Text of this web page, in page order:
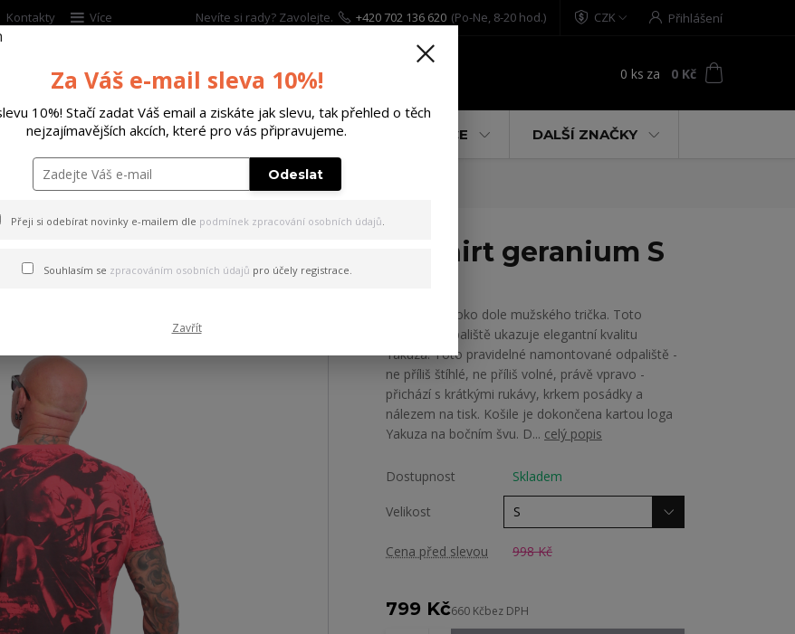
Kontakty Více CZK Přihlášení
Nevíte si rady? Zavolejte. +420 702 136 620 (Po-Ne, 8-20 hod.)
0 ks za 0 Kč
DOPLŇKY DÁRKOVÉ POUKAZY % AKCE DALŠÍ ZNAČKY
Deep Down Allover Regular T-Shirt geranium S
Down Allover Regular T-Shirt geranium S
Yakuza hluboko dole mužského trička. Toto
poutavé odpaliště ukazuje elegantní kvalitu
Yakuza. Toto pravidelné namontované odpaliště -
ne příliš štíhlé, ne příliš volné, právě vpravo -
přichází s krátkými rukávy, krkem posádky a
nálezem na tisk. Košile je dokončena kartou loga
Yakuza na bočním švu. D... celý popis
Dostupnost Skladem
Velikost
Cena před slevou 998 Kč
799 Kč660 Kčbez DPH
Za Váš e-mail sleva 10%!
10%! Stačí zadat Váš email a ziskáte jak slevu, tak přehled o těch
nejzajímavějších akcích, které pro vás připravujeme.
Odeslat
Přeji si odebírat novinky e-mailem dle podmínek zpracování osobních údajů.
Souhlasím se zpracováním osobních údajů pro účely registrace.
Zavřít